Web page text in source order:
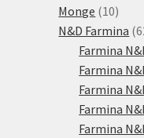
Monge 1010
N&D Farmina
Farmina
Farmina
Farmina
Farmina
Farmina